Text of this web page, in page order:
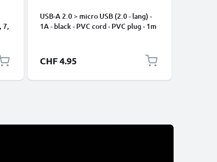
7,
USB-A 2.0 > micro USB (2.0 - lang) -
1A - black - PVC cord - PVC plug - 1m
CHF 4.95